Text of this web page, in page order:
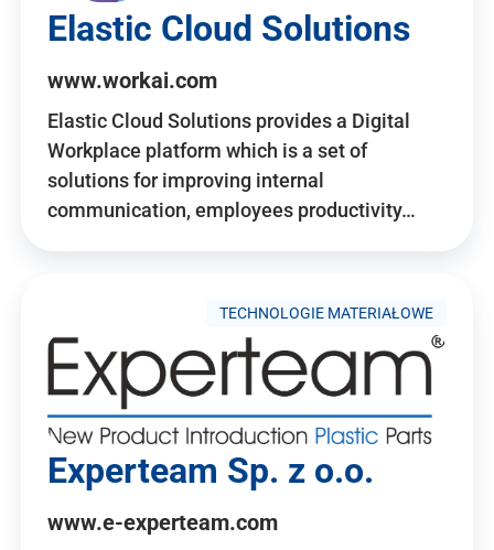
Elastic Cloud Solutions
www.workai.com
Elastic Cloud Solutions provides a Digital
Workplace platform which is a set of
solutions for improving internal
communication, employees productivity…
TECHNOLOGIE MATERIAŁOWE
Experteam Sp. z o.o.
www.e-experteam.com